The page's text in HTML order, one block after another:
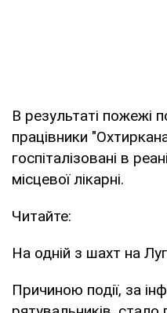
В результаті пожежі
працівники
госпіталізовані в
місцевої лікарні.
Читайте:
На одній з шахт на
Причиною події, за